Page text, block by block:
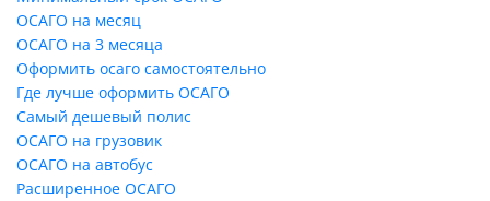
ОСАГО на месяц
ОСАГО на 3 месяца
Оформить осаго самостоятельно
Где лучше оформить ОСАГО
Самый дешевый полис
ОСАГО на грузовик
ОСАГО на автобус
Расширенное ОСАГО